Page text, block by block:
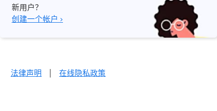
新用户？
创建一个帐户 ›
法律声明 | 在线隐私政策